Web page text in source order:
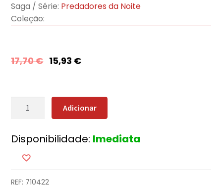
Saga / Série: Predadores da Noite
Coleção:
17,70€ 15,93 €
Quantidade
de
Dragão
Adicionar
Disponibilidade: Imediata
REF: 710422